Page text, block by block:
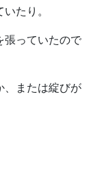
たり。
張っていたので
、または綻びが